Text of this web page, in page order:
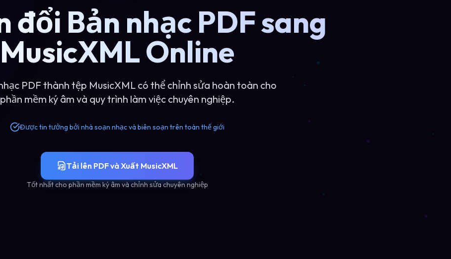
đổi Bản nhạc PDF sang
MusicXML Online
PDF thành tệp MusicXML có thể chỉnh sửa hoàn toàn cho
phần mềm ký âm và quy trình làm việc chuyên nghiệp.
Được tin tưởng bởi nhà soạn nhạc và biên soạn trên toàn thế giới
Tải lên PDF và Xuất MusicXML
Tốt nhất cho phần mềm ký âm và chỉnh sửa chuyên nghiệp